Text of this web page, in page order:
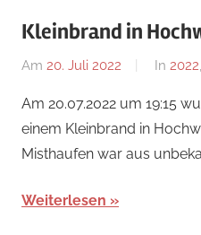
Kleinbrand in
Am 20. Juli 2022
Von
Nossal
In 2022
Am 20.07.2022 um 19:15
einem Kleinbrand in
Misthaufen war aus
Weiterlesen